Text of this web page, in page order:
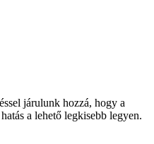
járulunk hozzá, hogy a
a lehető legkisebb legyen.